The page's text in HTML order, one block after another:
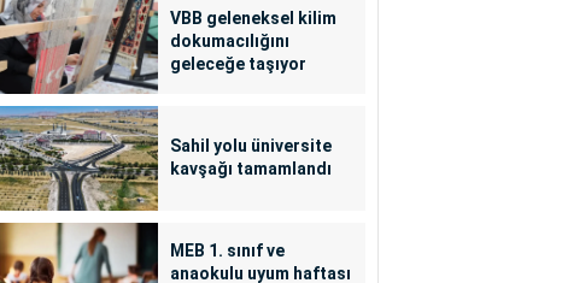
VBB geleneksel kilim
dokumacılığını
geleceğe taşıyor
Sahil yolu üniversite
kavşağı tamamlandı
MEB 1. sınıf ve
anaokulu uyum haftası